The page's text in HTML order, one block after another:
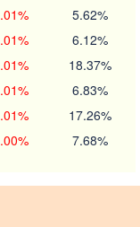
5.62%
6.12%
18.37%
6.83%
17.26%
7.68%